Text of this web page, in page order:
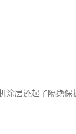
涂层还起了隔绝保